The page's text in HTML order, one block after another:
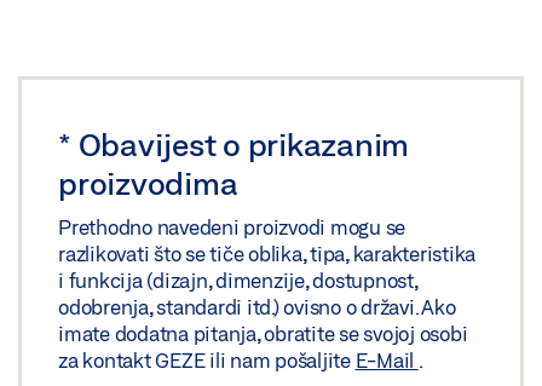
Preuzmi (.STP | 561 KB)
Podijeli
* Obavijest o prikazanim
proizvodima
Prethodno navedeni proizvodi mogu se
razlikovati što se tiče oblika, tipa, karakteristika
i funkcija (dizajn, dimenzije, dostupnost,
odobrenja, standardi itd.) ovisno o državi. Ako
imate dodatna pitanja, obratite se svojoj osobi
za kontakt GEZE ili nam pošaljite E-Mail .